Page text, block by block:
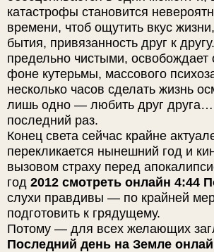
катастрофы становится
времени, чтоб ощутить вкус
бытия, привязанность друг к
предельно чистыми,
фоне кутерьмы, массового
несколько часов сделать жизнь
лишь одно — любить друг
последний раз.
Конец света сейчас крайне
перекликается нынешний год и
вызовом страху перед
год 2012 смотреть онлайн 4:44
слухи правдивы — по крайней
подготовить к грядущему.
Потому — для всех желающих
Последний день на Земле